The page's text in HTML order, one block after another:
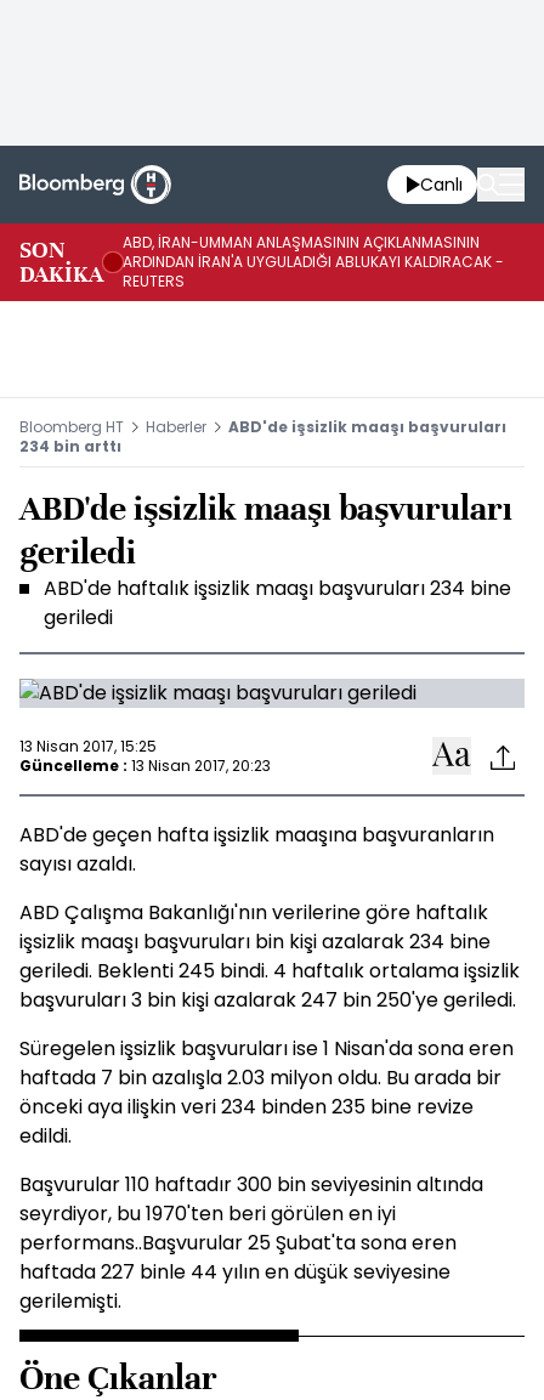
Canlı
SON
DAKİKA
ABD, İRAN-UMMAN ANLAŞMASININ AÇIKLANMASININ
ARDINDAN İRAN'A UYGULADIĞI ABLUKAYI KALDIRACAK -
REUTERS
Bloomberg HT Haberler
ABD'de işsizlik maaşı başvuruları
234 bin arttı
ABD'de işsizlik maaşı başvuruları
geriledi
ABD'de haftalık işsizlik maaşı başvuruları 234 bine
geriledi
13 Nisan 2017, 15:25
Güncelleme : 13 Nisan 2017, 20:23
ABD'de geçen hafta işsizlik maaşına başvuranların
sayısı azaldı.
ABD Çalışma Bakanlığı'nın verilerine göre haftalık
işsizlik maaşı başvuruları bin kişi azalarak 234 bine
geriledi. Beklenti 245 bindi. 4 haftalık ortalama işsizlik
başvuruları 3 bin kişi azalarak 247 bin 250'ye geriledi.
Süregelen işsizlik başvuruları ise 1 Nisan'da sona eren
haftada 7 bin azalışla 2.03 milyon oldu. Bu arada bir
önceki aya ilişkin veri 234 binden 235 bine revize
edildi.
Başvurular 110 haftadır 300 bin seviyesinin altında
seyrdiyor, bu 1970'ten beri görülen en iyi
performans..Başvurular 25 Şubat'ta sona eren
haftada 227 binle 44 yılın en düşük seviyesine
gerilemişti.
Öne Çıkanlar